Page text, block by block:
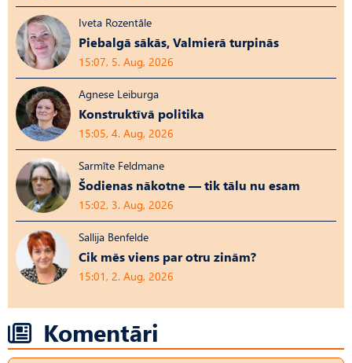
Iveta Rozentāle
Piebalgā sākās, Valmierā turpinās
15:07, 5. Aug, 2026
Agnese Leiburga
Konstruktīvā politika
15:05, 4. Aug, 2026
Sarmīte Feldmane
Šodienas nākotne — tik tālu nu esam
15:02, 3. Aug, 2026
Sallija Benfelde
Cik mēs viens par otru zinām?
15:01, 2. Aug, 2026
Komentāri